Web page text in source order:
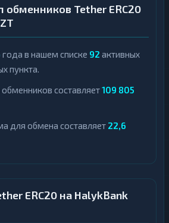
обменников Tether ERC20
года в нашем списке 92 активных
пункта.
составляет109 805
для обмена составляет 22,6
ERC20 на HalykBank